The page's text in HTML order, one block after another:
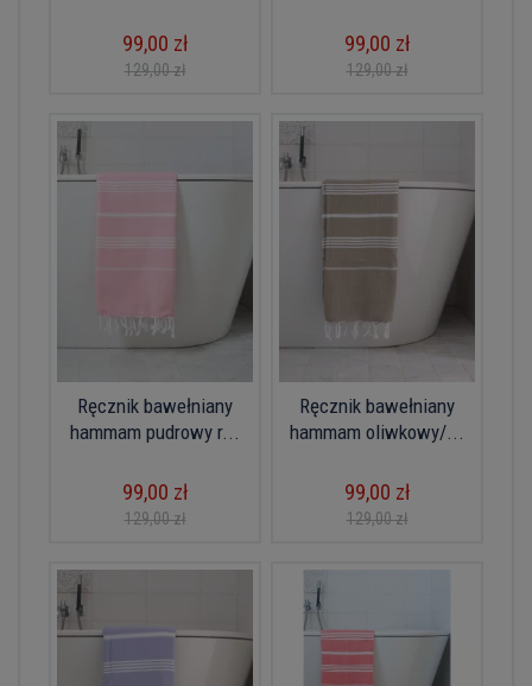
99,00 zł
129,00 zł
99,00 zł
129,00 zł
Ręcznik bawełniany
hammam pudrowy r...
99,00 zł
129,00 zł
Ręcznik bawełniany
hammam oliwkowy/...
99,00 zł
129,00 zł